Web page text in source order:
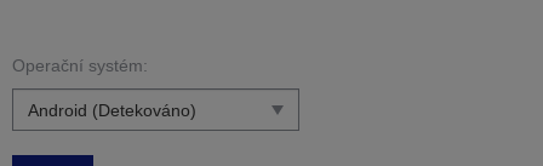
Operační systém: